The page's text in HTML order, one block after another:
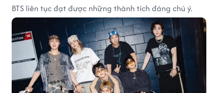
BTS liên tục đạt được những thành tích đáng chú ý.